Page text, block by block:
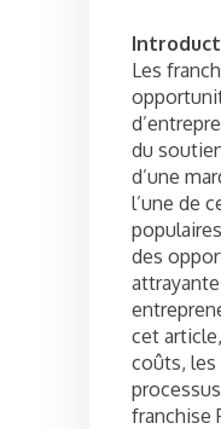
Les
du
d’une
l’une de
des
cet
coûts, les
franchise